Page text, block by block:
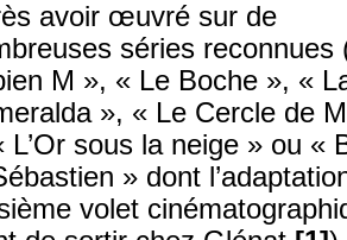
avoir œuvré sur de
séries reconnues
M », « Le Boche », «
», « Le Cercle de
L’Or sous la neige » ou «
» dont
volet